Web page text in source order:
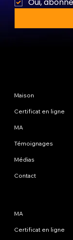
Oui,
Maison
Certificat en ligne
MA
Témoignages
Médias
Contact
MA
Certificat en ligne